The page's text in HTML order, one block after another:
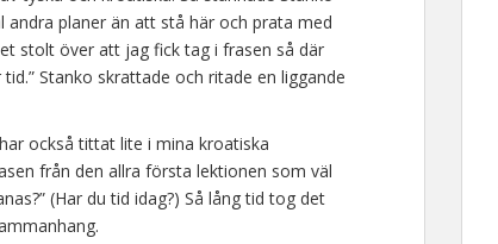
andra planer än att stå här och prata med
stolt över att jag fick tag i frasen så där
Stanko skrattade och ritade en liggande
också tittat lite i mina kroatiska
från den allra första lektionen som väl
(Har du tid idag?) Så lång tid tog det